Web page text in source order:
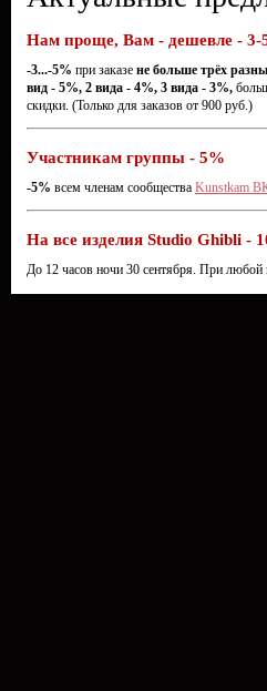
Нам проще, Вам - дешевле - 3-
-3...-5% при заказе не больше трёх
вид - 5%, 2 вида - 4%, 3 вида - 3%,
скидки. (Только для заказов от 900 руб.)
Участникам группы - 5%
-5% всем членам сообщества Kunstkam
На все изделия Studio Ghibli -
До 12 часов ночи 30 сентября. При любой